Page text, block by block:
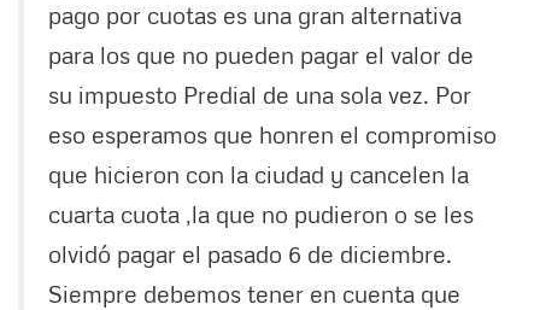
pago por cuotas es una gran alternativa
para los que no pueden pagar el valor de
su impuesto Predial de una sola vez. Por
eso esperamos que honren el compromiso
que hicieron con la ciudad y cancelen la
cuarta cuota ,la que no pudieron o se les
olvidó pagar el pasado 6 de diciembre.
Siempre debemos tener en cuenta que